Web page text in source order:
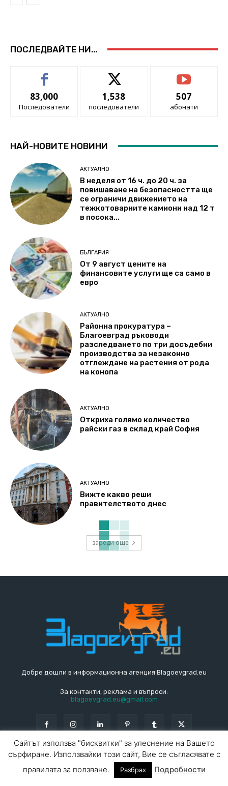
ПОСЛЕДВАЙТЕ НИ...
83,000
Последователи
1,538
последователи
507
абонати
НАЙ-НОВИТЕ НОВИНИ
АКТУАЛНО
В неделя от 16 ч. до 20 ч. за
повишаване на безопасността ще
се ограничи движението на
тежкотоварните камиони над 12 т
в посока...
БЪЛГАРИЯ
От 9 август цените на
финансовите услуги ще са само в
евро
АКТУАЛНО
Районна прокуратура –
Благоевград ръководи
разследването по три досъдебни
производства за незаконно
отглеждане на растения от рода
на конопа
АКТУАЛНО
Откриха голямо количество
райски газ в склад край София
АКТУАЛНО
Вижте какво реши
правителството днес
зареди още
Добре дошли в информационна агенция Blagoevgrad.eu
За контакти, реклама и въпроси:
blagoevgrad.eu@gmail.com
© Blagoevgrad.EU 2010 - 2026 Общи условия |
СПРАВОЧНИК
Сайтът използва "бисквитки" за улеснение на Вашето
сърфиране. Използвайки този сайт, Вие се съгласявате с
правилата за ползване.
Разбрах Подробности